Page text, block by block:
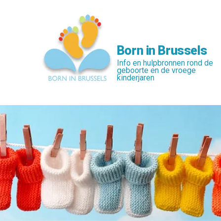
Born in Brussels
Info en hulpbronnen rond de
geboorte en de vroege
kinderjaren